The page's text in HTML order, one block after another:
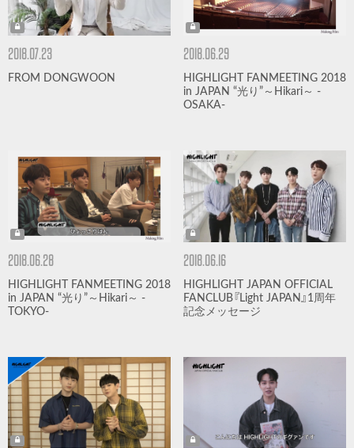
2018.07.23
FROM DONGWOON
2018.06.29
HIGHLIGHT FANMEETING 2018
in JAPAN “光り”～Hikari～ -
OSAKA-
2018.06.28
HIGHLIGHT FANMEETING 2018
in JAPAN “光り”～Hikari～ -
TOKYO-
2018.06.16
HIGHLIGHT JAPAN OFFICIAL
FANCLUB『Light JAPAN』1周年
記念メッセージ